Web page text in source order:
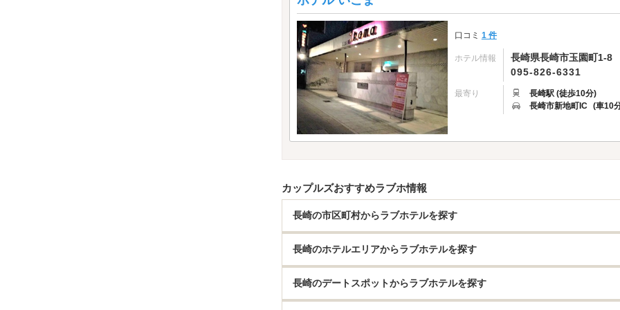
口コミ 1 件
ホテル情報
長崎県長崎市玉園町1-8
095-826-6331
最寄り
長崎駅 (徒歩10分)
長崎市新地町IC (車10
カップルズおすすめラブホ情報
長崎の市区町村からラブホテルを探す
長崎のホテルエリアからラブホテルを探す
長崎のデートスポットからラブホテルを探す